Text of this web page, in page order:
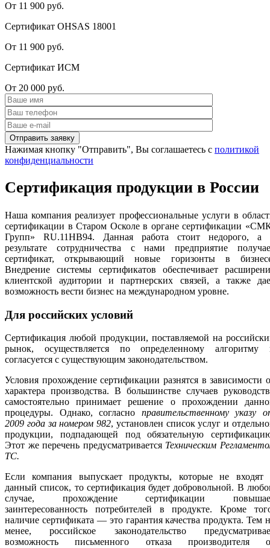
От 11 900 руб.
Сертификат OHSAS 18001
От 11 900 руб.
Сертификат ИСМ
От 20 000 руб.
Нажимая кнопку "Отправить", Вы соглашаетесь с политикой
конфиденциальности
Сертификация продукции в России
Наша компания реализует профессиональные услуги в
сертификации в Старом Осколе в органе сертификации
Групп» RU.11НВ94. Данная работа стоит недорого, а
результате сотрудничества с нами предприятие
сертификат, открывающий новые горизонты в
Внедрение системы сертификатов обеспечивает
клиентской аудитории и партнерских связей, а также
возможность вести бизнес на международном уровне.
Для российских условий
Сертификация любой продукции, поставляемой на
рынок, осуществляется по определенному алгоритму
согласуется с существующим законодательством.
Условия прохождение сертификации разнятся в зависимости
характера производства. В большинстве случаев
самостоятельно принимает решение о прохождении
процедуры. Однако, согласно правительственному указу
2009 года за номером 982, установлен список услуг и
продукции, подпадающей под обязательную
Этот же перечень предусматривается Техническим
ТС.
Если компания выпускает продукты, которые не входят
данный список, то сертификация будет добровольной. В
случае, прохождение сертификации
заинтересованность потребителей в продукте. Кроме
наличие сертификата — это гарантия качества продукта. Тем
менее, российское законодательство
возможность письменного отказа производителя